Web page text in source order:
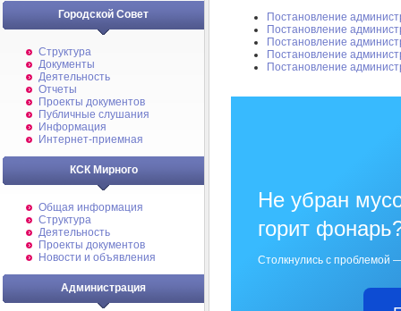
Городской Совет
Структура
Документы
Деятельность
Отчеты
Проекты документов
Публичные слушания
Информация
Интернет-приемная
КСК Мирного
Общая информация
Структура
Деятельность
Проекты документов
Новости и объявления
Администрация
Постановление
Постановление
Постановление
Постановление
Постановление
Не убран
горит
Столкнулись с проблемой